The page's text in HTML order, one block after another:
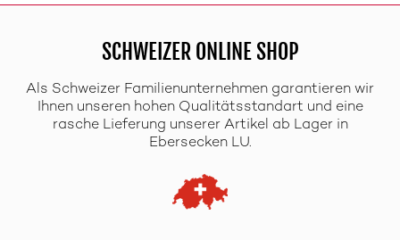
SCHWEIZER ONLINE SHOP
Als Schweizer Familienunternehmen garantieren wir
Ihnen unseren hohen Qualitätsstandart und eine
rasche Lieferung unserer Artikel ab Lager in
Ebersecken LU.